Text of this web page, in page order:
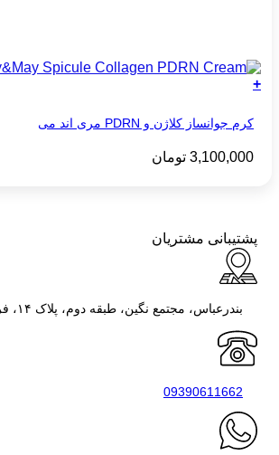
+
کرم جوانساز کلاژن و PDRN مری‌ اند‌ می
3,100,000 تومان
پشتیبانی مشتریان
بندرعباس، مجتمع نگین، طبقه دوم، پلاک ۱۴، فروشگاه یاس
09390611662